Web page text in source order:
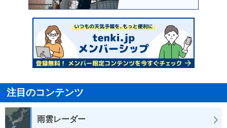
注目のコンテンツ
雨雲レーダー